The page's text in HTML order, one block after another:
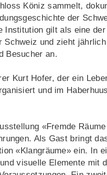
Köniz sammelt,
der
Institution gilt als eine
Schweiz und zieht
Besucher an.
Kurt Hofer, der ein
und im
«Fremde
Als Gast bringt
«Klangräume» ein. In
visuelle Elemente mit